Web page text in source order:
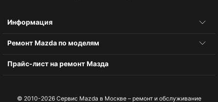
Информация
Ремонт Mazda по моделям
Прайс-лист на ремонт Мазда
© 2010-2026 Сервис Mazda в Москве – ремонт и обслуживание